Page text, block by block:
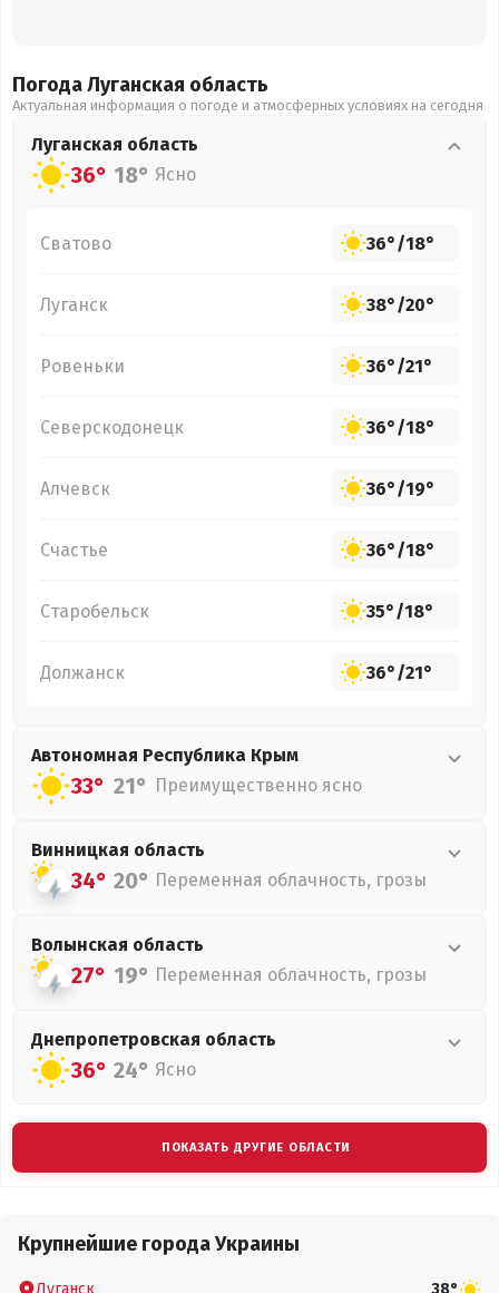
Погода Луганская область
Актуальная информация о погоде и атмосферных условиях на сегодня
Луганская область
36° 18° Ясно
Сватово 36°/18°
Луганск 38°/20°
Ровеньки 36°/21°
Северскодонецк 36°/18°
Алчевск 36°/19°
Счастье 36°/18°
Старобельск 35°/18°
Должанск 36°/21°
Автономная Республика Крым
33° 21° Преимущественно ясно
Винницкая область
34° 20° Переменная облачность, грозы
Волынская область
27° 19° Переменная облачность, грозы
Днепропетровская область
36° 24° Ясно
ПОКАЗАТЬ ДРУГИЕ ОБЛАСТИ
Крупнейшие города Украины
Луганск 38°